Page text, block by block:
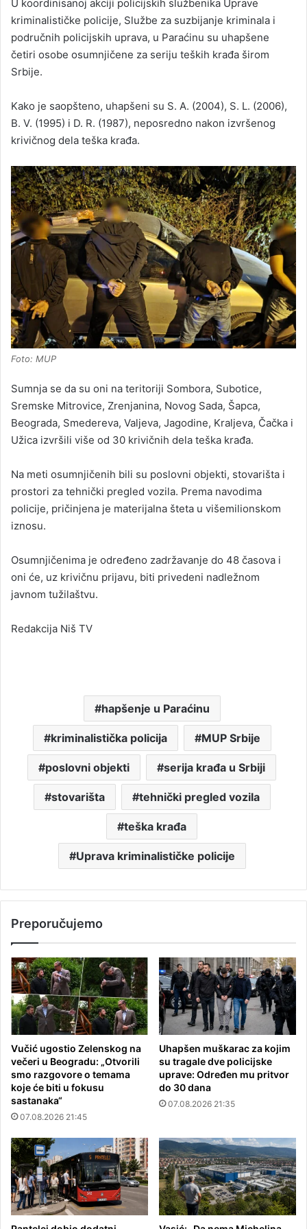
U koordinisanoj akciji policijskih službenika Uprave
kriminalističke policije, Službe za suzbijanje kriminala i
područnih policijskih uprava, u Paraćinu su uhapšene
četiri osobe osumnjičene za seriju teških krađa širom
Srbije.
Kako je saopšteno, uhapšeni su S. A. (2004), S. L. (2006),
B. V. (1995) i D. R. (1987), neposredno nakon izvršenog
krivičnog dela teška krađa.
Foto: MUP
Sumnja se da su oni na teritoriji Sombora, Subotice,
Sremske Mitrovice, Zrenjanina, Novog Sada, Šapca,
Beograda, Smedereva, Valjeva, Jagodine, Kraljeva, Čačka i
Užica izvršili više od 30 krivičnih dela teška krađa.
Na meti osumnjičenih bili su poslovni objekti, stovarišta i
prostori za tehnički pregled vozila. Prema navodima
policije, pričinjena je materijalna šteta u višemilionskom
iznosu.
Osumnjičenima je određeno zadržavanje do 48 časova i
oni će, uz krivičnu prijavu, biti privedeni nadležnom
javnom tužilaštvu.
Redakcija Niš TV
hapšenje u Paraćinu
kriminalistička policija MUP Srbije
poslovni objekti serija krađa u Srbiji
stovarišta tehnički pregled vozila
teška krađa
Uprava kriminalističke policije
Preporučujemo
Vučić ugostio Zelenskog na
večeri u Beogradu: „Otvorili
smo razgovore o temama
koje će biti u fokusu
sastanaka“
07.08.2026 21:45
Uhapšen muškarac za kojim
su tragale dve policijske
uprave: Određen mu pritvor
do 30 dana
07.08.2026 21:35